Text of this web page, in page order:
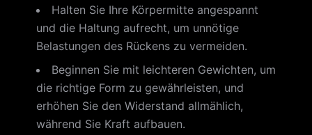
Halten Sie Ihre Körpermitte angespannt
und die Haltung aufrecht, um unnötige
Belastungen des Rückens zu vermeiden.
Beginnen Sie mit leichteren Gewichten, um
die richtige Form zu gewährleisten, und
erhöhen Sie den Widerstand allmählich,
während Sie Kraft aufbauen.